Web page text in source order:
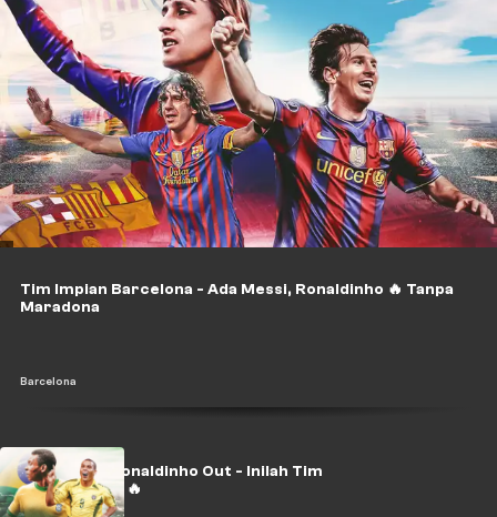
Barcelona
Tim Impian Barcelona - Ada Messi, Ronaldinho 🔥 Tanpa
Maradona
Ronaldo In, Ronaldinho Out - Inilah Tim
Impian Brasil 🔥